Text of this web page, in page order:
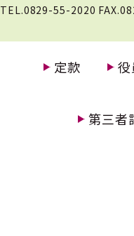
TEL.0829-55-2020
定款
第三者